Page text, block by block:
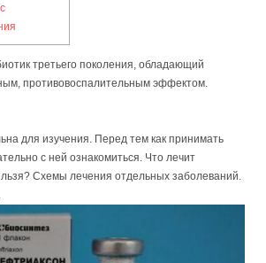
третьего поколения, обладающий
противовоспалительным эффектом.
для изучения. Перед тем как принимать
с ней ознакомиться. Что лечит
Схемы лечения отдельных заболеваний.